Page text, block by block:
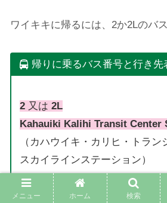
ワイキキに帰るには、2か2Lのバ
帰りに乗るバス番号と行き先
2又は 2L
Kahauiki Kalihi Transit Center
（カハウイキ・カリヒ・トラン
スカイラインステーション）
メニュー ホーム 検索